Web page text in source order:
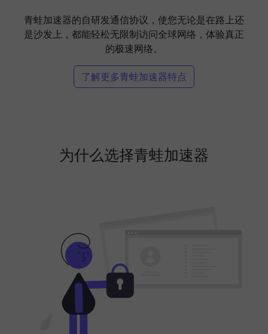
青蛙加速器的自研发通信协议，使您无论是在路上还
是沙发上，都能轻松无限制访问全球网络，体验真正
的极速网络。
了解更多青蛙加速器特点
为什么选择青蛙加速器